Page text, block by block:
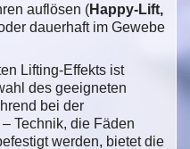
auflösen (Happy-Lift,
dauerhaft im Gewebe
Lifting-Effekts ist
des geeigneten
bei der
Technik, die Fäden
werden, bietet die